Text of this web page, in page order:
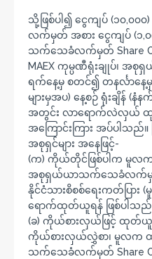
သို့ဖြစ်ပါ၍ ငွေကျပ် (၁၀,
လက်မှတ် အစား ငွေကျပ် (၁
သက်သေခံလက်မှတ် Share
MAEX ကုမ္ပဏီရုံးချုပ်၊ အစု
ရက်နေ့မှ စတင်၍ တနင်္လာနေ့
များမှအပ) နေ့စဉ် ရုံးချိန် (နံ
အတွင်း လာရောက်လဲလှယ် ထု
အကြောင်းကြား အပ်ပါသည်။
အစုရှင်များ အနေဖြင့်-
(က) ကိုယ်တိုင်ဖြစ်ပါက မူလ
အစုရှယ်ယာသက်သေခံလက်မှတ်
နိုင်ငံသားစိစစ်ရေးကတ်ပြား
ရောက်ထုတ်ယူရန် ဖြစ်ပါသည်
(ခ) ကိုယ်စားလှယ်ဖြင့် ထုတ်
ကိုယ်စားလှယ်လွှဲစာ၊ မူလက
သက်သေခံလက်မှတ် Share